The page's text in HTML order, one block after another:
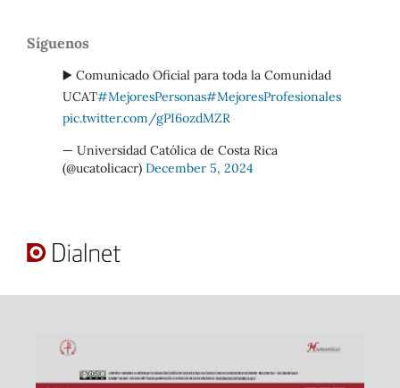
Síguenos
▶️ Comunicado Oficial para toda la Comunidad
UCAT#MejoresPersonas#MejoresProfesionales
pic.twitter.com/gPI6ozdMZR
— Universidad Católica de Costa Rica
(@ucatolicacr) December 5, 2024